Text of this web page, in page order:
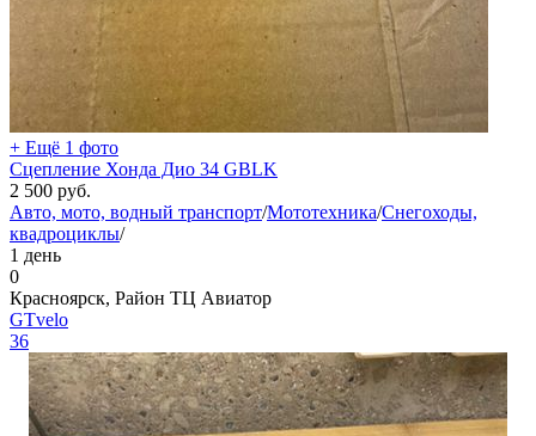
+ Ещё 1 фото
Сцепление Хонда Дио 34 GBLK
2 500 руб.
Авто, мото, водный транспорт/Мототехника/Снегоходы,
квадроциклы/
1 день
0
Красноярск, Район ТЦ Авиатор
GTvelo
36